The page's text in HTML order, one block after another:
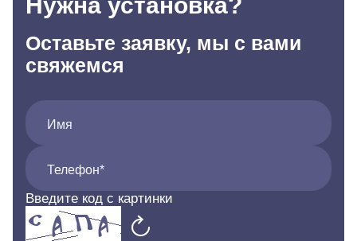
Нужна установка?
Оставьте заявку, мы с вами
свяжемся
Имя
Телефон*
Введите код с картинки